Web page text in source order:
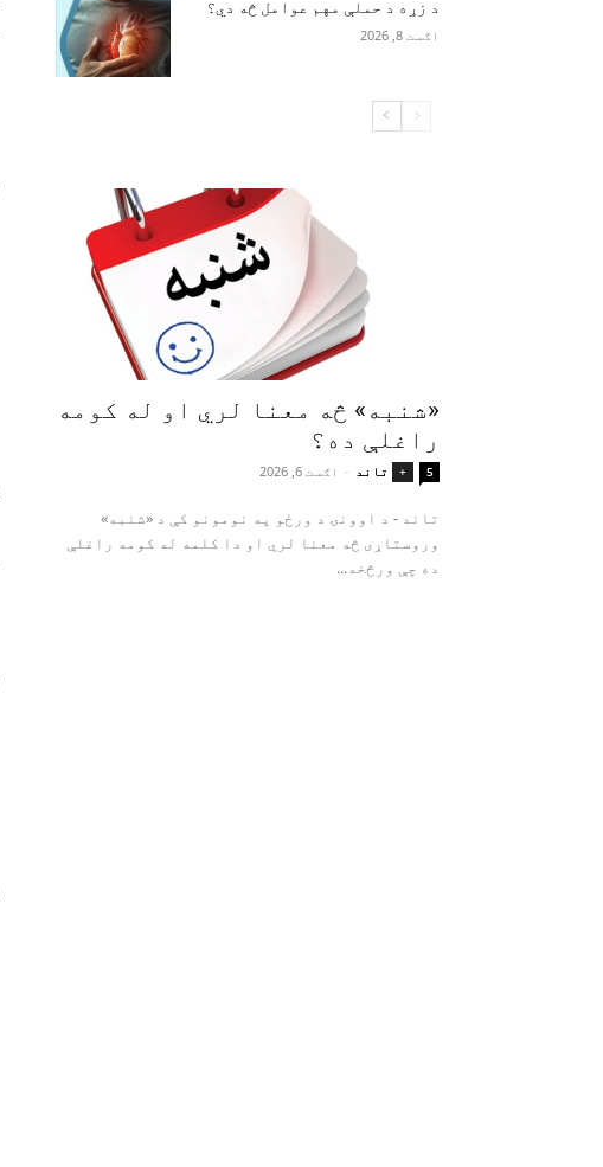
د زړه د حملې مهم عوامل څه دي؟
اګست 8, 2026
«شنبه» څه معنا لري او له کومه
راغلې ده؟
+ تاند - اګست 6, 2026 5
تاند - د اوونۍ د ورځو په نومونو کې د «شنبه»
وروستاړی څه معنا لري او دا کلمه له کومه راغلې
ده چې ورڅخه...